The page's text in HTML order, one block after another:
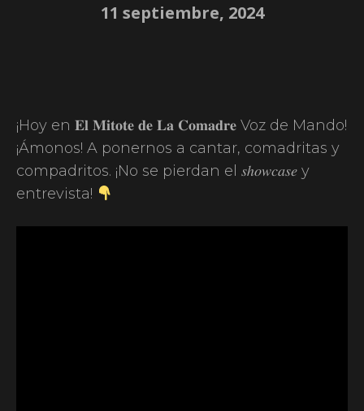
11 septiembre, 2024
¡Hoy en 𝐄𝐥 𝐌𝐢𝐭𝐨𝐭𝐞 𝐝𝐞 𝐋𝐚 𝐂𝐨𝐦𝐚𝐝𝐫𝐞 Voz de Mando!
¡Ámonos! A ponernos a cantar, comadritas y
compadritos. ¡No se pierdan el 𝑠ℎ𝑜𝑤𝑐𝑎𝑠𝑒 y
entrevista!